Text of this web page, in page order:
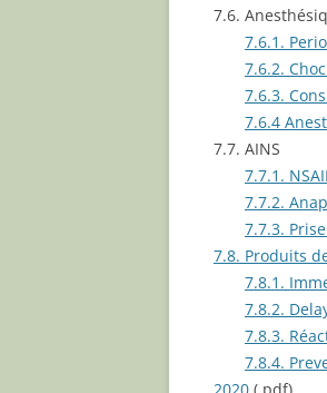
7.6.
7.6.1.
7.6.2.
7.6.3.
7.6.4
7.7. AINS
7.7.1.
7.7.2.
7.7.3.
7.8. Produits
7.8.1.
7.8.2.
7.8.3.
7.8.4.